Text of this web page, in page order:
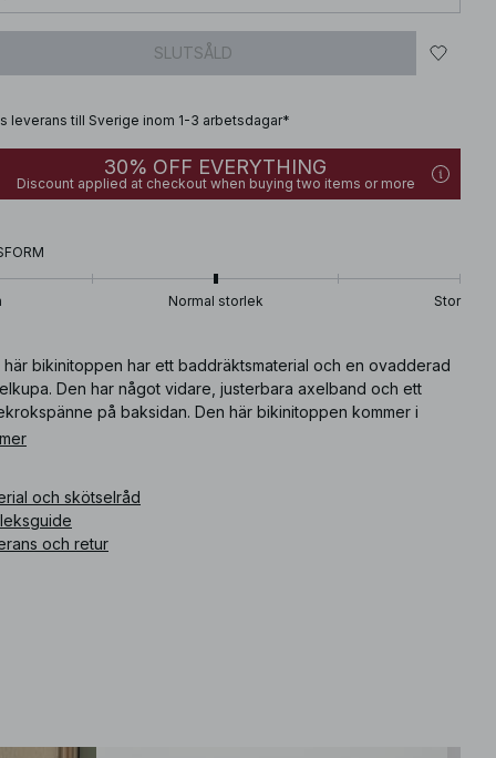
SLUTSÅLD
leverans till Sverige inom 1-3 arbetsdagar*
30% OFF EVERYTHING
Discount applied at checkout when buying two items or more
Normal storlek Stor
här bikinitoppen har ett baddräktsmaterial och en ovadderad
Den har något vidare, justerbara axelband och ett
på baksidan. Den här bikinitoppen kommer i
och skötselråd
och retur